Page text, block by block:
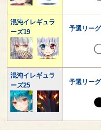
混沌イレギュラ
ーズ19
予選リー
混沌イレギュラ
ーズ25
予選リー